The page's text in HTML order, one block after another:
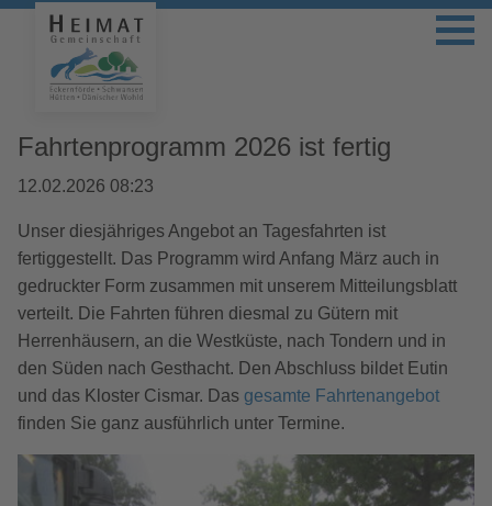
Fahrtenprogramm 2026 ist fertig
12.02.2026 08:23
Unser diesjähriges Angebot an Tagesfahrten ist
fertiggestellt. Das Programm wird Anfang März auch in
gedruckter Form zusammen mit unserem Mitteilungsblatt
verteilt. Die Fahrten führen diesmal zu Gütern mit
Herrenhäusern, an die Westküste, nach Tondern und in
den Süden nach Gesthacht. Den Abschluss bildet Eutin
und das Kloster Cismar. Das gesamte Fahrtenangebot
finden Sie ganz ausführlich unter Termine.